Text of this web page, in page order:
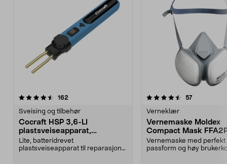
162
Sveising og tilbehør
Cocraft HSP 3,6-LI
plastsveiseapparat,
oppladbart
Lite, batteridrevet
plastsveiseapparat til reparasjon
4.5 av 5 stjerner 57anmeldelser
Verneklær
Vernemaske Moldex
Compact Mask
Vernemaske med perfekt
passform og høy
5.0 av 5 stjerner